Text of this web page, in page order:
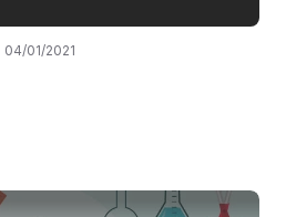
04/01/2021